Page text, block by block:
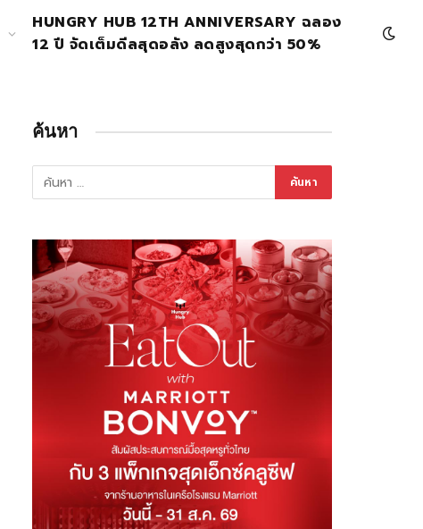
HUNGRY HUB 12TH ANNIVERSARY ฉลอง
12 ปี จัดเต็มดีลสุดอลัง ลดสูงสุดกว่า 50%
ค้นหา